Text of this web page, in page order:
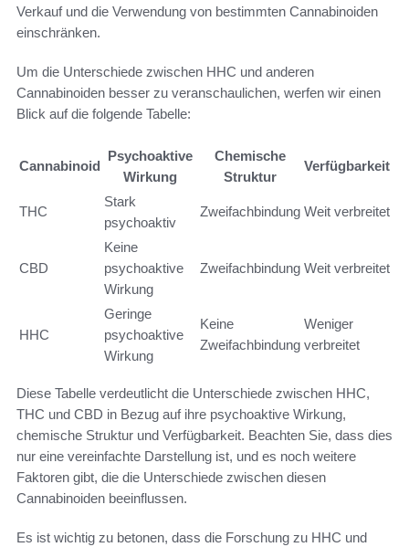
Verkauf und die Verwendung von bestimmten Cannabinoiden
einschränken.
Um die Unterschiede zwischen HHC und anderen
Cannabinoiden besser zu veranschaulichen, werfen wir einen
Blick auf die folgende Tabelle:
Cannabinoid
Psychoaktive
Wirkung
Chemische
Struktur
Verfügbarkeit
THC
Stark
psychoaktiv
Zweifachbindung Weit verbreitet
CBD
Keine
psychoaktive
Wirkung
Zweifachbindung Weit verbreitet
HHC
Geringe
psychoaktive
Wirkung
Keine
Zweifachbindung
Weniger
verbreitet
Diese Tabelle verdeutlicht die Unterschiede zwischen HHC,
THC und CBD in Bezug auf ihre psychoaktive Wirkung,
chemische Struktur und Verfügbarkeit. Beachten Sie, dass dies
nur eine vereinfachte Darstellung ist, und es noch weitere
Faktoren gibt, die die Unterschiede zwischen diesen
Cannabinoiden beeinflussen.
Es ist wichtig zu betonen, dass die Forschung zu HHC und